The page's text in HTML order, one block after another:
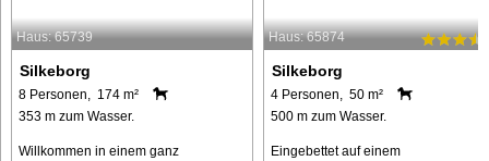
Haus: 65739
Silkeborg
8 Personen, 174 m²
353 m zum Wasser.
Willkommen in einem ganz
Haus: 65874
Silkeborg
4 Personen, 50 m²
500 m zum Wasser.
Eingebettet auf einem